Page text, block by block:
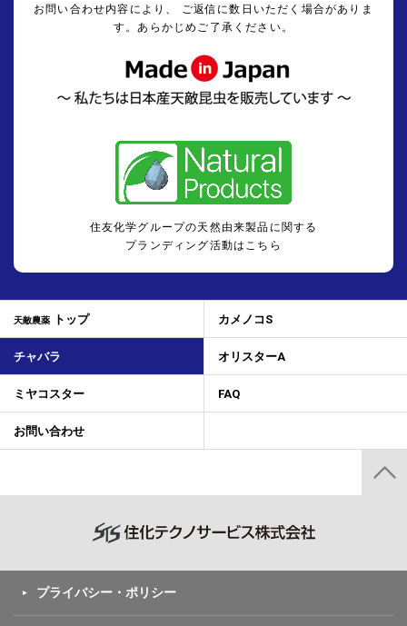
お問い合わせ内容により、 ご返信に数日いただく場合がありま
す。あらかじめご了承ください。
住友化学グループの天然由来製品に関する
プランディング活動はこちら
天敵農薬 トップ カメノコS
チャバラ オリスターA
ミヤコスター FAQ
お問い合わせ
プライバシー・ポリシー